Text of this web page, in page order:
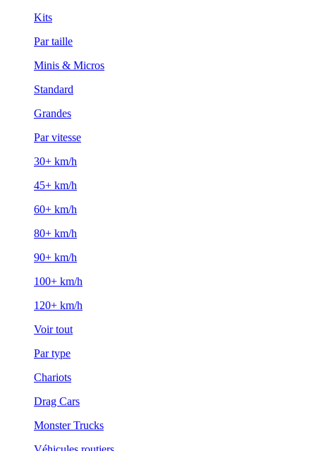
Kits
Par taille
Minis & Micros
Standard
Grandes
Par vitesse
30+ km/h
45+ km/h
60+ km/h
80+ km/h
90+ km/h
100+ km/h
120+ km/h
Voir tout
Par type
Chariots
Drag Cars
Monster Trucks